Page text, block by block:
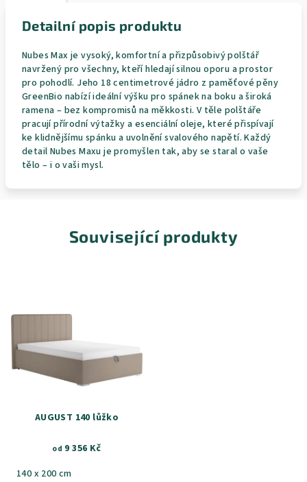
Detailní popis produktu
Nubes Max je vysoký, komfortní a přizpůsobivý polštář
navržený pro všechny, kteří hledají silnou oporu a prostor
pro pohodlí. Jeho 18 centimetrové jádro z paměťové pěny
GreenBio nabízí ideální výšku pro spánek na boku a široká
ramena – bez kompromisů na měkkosti. V těle polštáře
pracují přírodní výtažky a esenciální oleje, které přispívají
ke klidnějšímu spánku a uvolnění svalového napětí. Každý
detail Nubes Maxu je promyšlen tak, aby se staral o vaše
tělo – i o vaši mysl.
Související produkty
AUGUST 140 lůžko
od 9 356 Kč
140 x 200 cm